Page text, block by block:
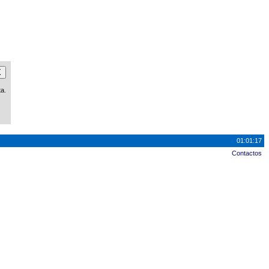
01:01:17
Contactos